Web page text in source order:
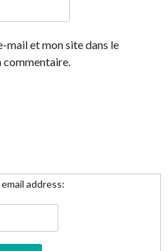
mail et mon site dans le
commentaire.
address: